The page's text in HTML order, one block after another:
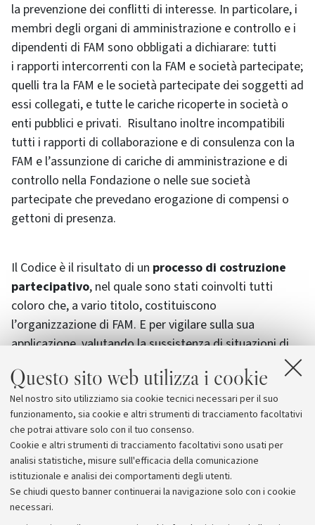
Questo sito web utilizza i cookie
Nel nostro sito utilizziamo sia cookie tecnici necessari per il suo
funzionamento, sia cookie e altri strumenti di tracciamento facoltativi
che potrai attivare solo con il tuo consenso.
Cookie e altri strumenti di tracciamento facoltativi sono usati per
analisi statistiche, misure sull'efficacia della comunicazione
istituzionale e analisi dei comportamenti degli utenti.
Se chiudi questo banner continuerai la navigazione solo con i cookie
necessari.
la prevenzione dei conflitti di interesse. In particolare, i
membri degli organi di amministrazione e controllo e i
dipendenti di FAM sono obbligati a dichiarare: tutti
i rapporti intercorrenti con la FAM e società partecipate;
quelli tra la FAM e le società partecipate dei soggetti ad
essi collegati, e tutte le cariche ricoperte in società o
enti pubblici e privati. Risultano inoltre incompatibili
tutti i rapporti di collaborazione e di consulenza con la
FAM e l’assunzione di cariche di amministrazione e di
controllo nella Fondazione o nelle sue società
partecipate che prevedano erogazione di compensi o
gettoni di presenza.
Il Codice è il risultato di un processo di costruzione
partecipativo, nel quale sono stati coinvolti tutti
coloro che, a vario titolo, costituiscono
l’organizzazione di FAM. E per vigilare sulla sua
applicazione, valutando la sussistenza di situazioni di
Comitato etico.